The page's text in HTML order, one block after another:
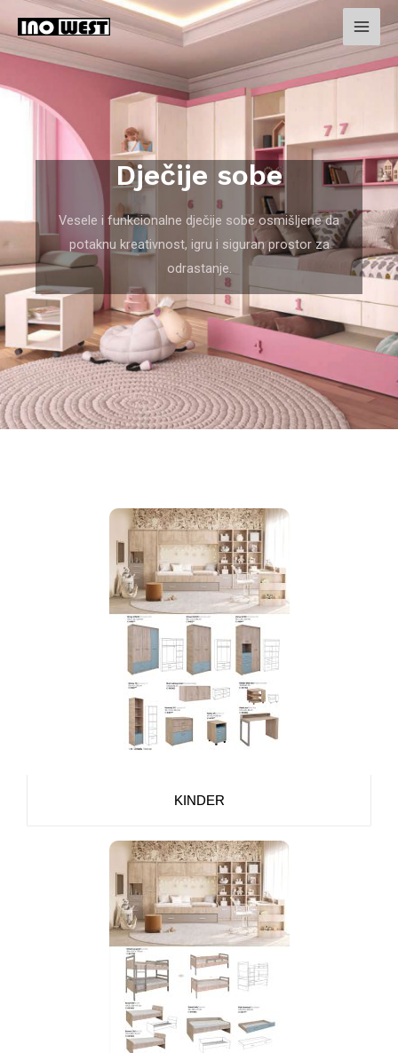
Dječije sobe
Vesele i funkcionalne dječije sobe osmišljene da
potaknu kreativnost, igru i siguran prostor za
odrastanje.
KINDER